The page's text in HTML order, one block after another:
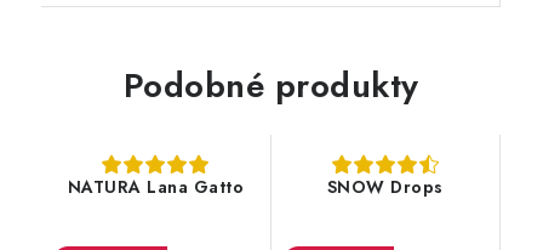
Podobné produkty
NATURA Lana Gatto SNOW Drops